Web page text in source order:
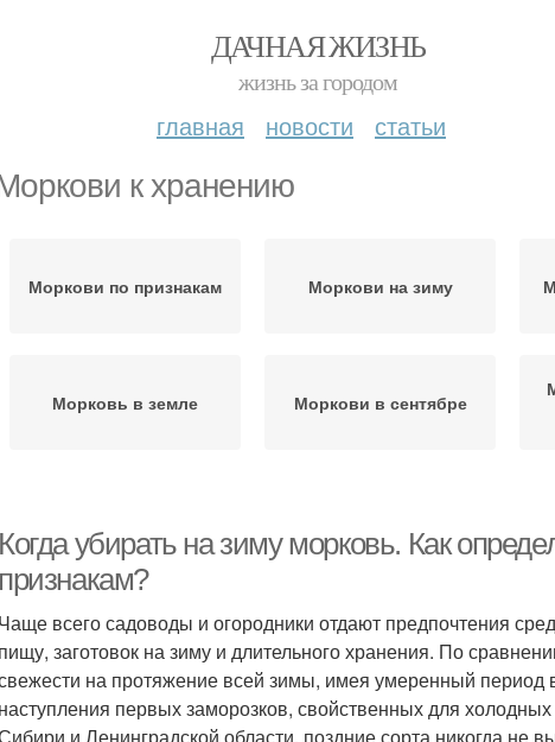
ДАЧНАЯ ЖИЗНЬ
жизнь за городом
главная новости статьи
к хранению
Моркови по признакам Моркови на зиму
Морковь в земле Моркови в сентябре
Когда убирать на зиму морковь. Как
признакам?
Чаще всего садоводы и огородники отдают предпочтения
пищу, заготовок на зиму и длительного хранения. По
на протяжение всей зимы, имея умеренный
наступления первых заморозков, свойственных для